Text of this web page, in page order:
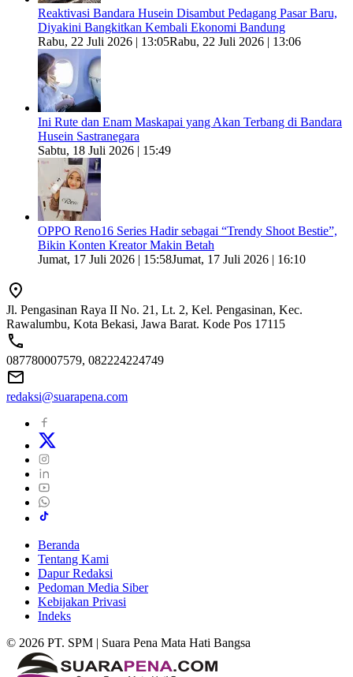
Reaktivasi Bandara Husein Disambut Pedagang Pasar Baru,
Diyakini Bangkitkan Kembali Ekonomi Bandung
Rabu, 22 Juli 2026 | 13:05Rabu, 22 Juli 2026 | 13:06
Ini Rute dan Enam Maskapai yang Akan Terbang di Bandara
Husein Sastranegara
Sabtu, 18 Juli 2026 | 15:49
OPPO Reno16 Series Hadir sebagai “Trendy Shoot Bestie”,
Bikin Konten Kreator Makin Betah
Jumat, 17 Juli 2026 | 15:58Jumat, 17 Juli 2026 | 16:10
Jl. Pengasinan Raya II No. 21, Lt. 2, Kel. Pengasinan, Kec.
Rawalumbu, Kota Bekasi, Jawa Barat. Kode Pos 17115
087780007579, 082224224749
redaksi@suarapena.com
Beranda
Tentang Kami
Dapur Redaksi
Pedoman Media Siber
Kebijakan Privasi
Indeks
© 2026 PT. SPM | Suara Pena Mata Hati Bangsa